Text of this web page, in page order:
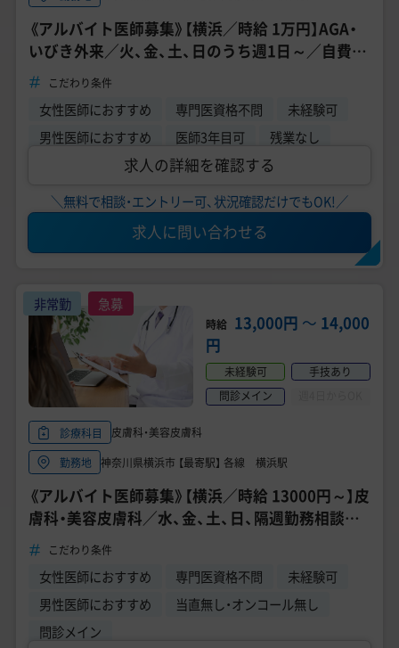
《アルバイト医師募集》【横浜／時給 1万円】AGA・
いびき外来／火、金、土、日のうち週1日～／自費未
経験OK！
こだわり条件
女性医師におすすめ 専門医資格不問
未経験可
男性医師におすすめ
医師3年目可 残業なし
求人の詳細を確認する
＼無料で相談・エントリー可、状況確認だけでもOK!／
求人に問い合わせる
非常勤 急募
時給 13,000円 〜 14,000
円
未経験可
手技あり
問診メイン
診療科目
皮膚科・美容皮膚科
勤務地 神奈川県横浜市 【最寄駅】 各線 横浜駅
《アルバイト医師募集》【横浜／時給 13000円～】皮
膚科・美容皮膚科／水、金、土、日、隔週勤務相談可
能です！
こだわり条件
女性医師におすすめ 専門医資格不問
未経験可
男性医師におすすめ
当直無し・オンコール無し
問診メイン